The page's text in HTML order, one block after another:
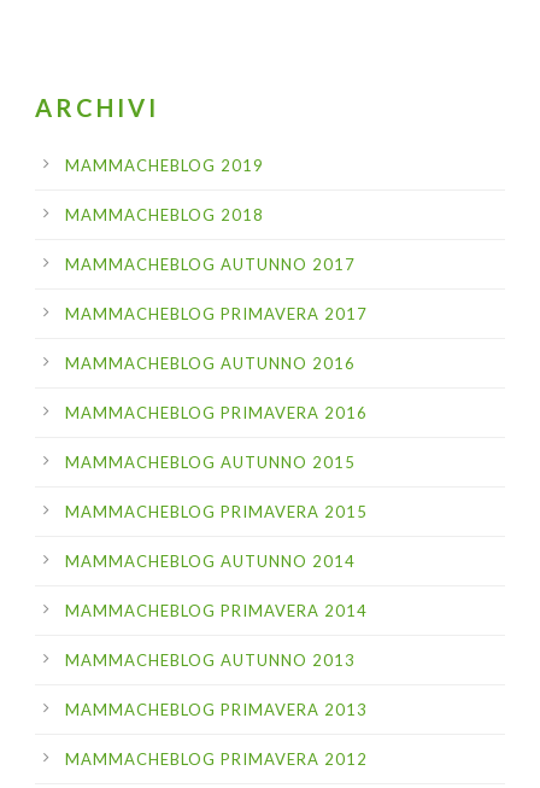
ARCHIVI
MAMMACHEBLOG 2019
MAMMACHEBLOG 2018
MAMMACHEBLOG AUTUNNO 2017
MAMMACHEBLOG PRIMAVERA 2017
MAMMACHEBLOG AUTUNNO 2016
MAMMACHEBLOG PRIMAVERA 2016
MAMMACHEBLOG AUTUNNO 2015
MAMMACHEBLOG PRIMAVERA 2015
MAMMACHEBLOG AUTUNNO 2014
MAMMACHEBLOG PRIMAVERA 2014
MAMMACHEBLOG AUTUNNO 2013
MAMMACHEBLOG PRIMAVERA 2013
MAMMACHEBLOG PRIMAVERA 2012